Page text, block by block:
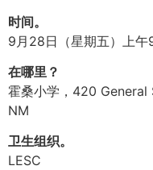
时间。
9月28日（星期五）上午
在哪里？
霍桑小学，420
NM
卫生组织。
LESC